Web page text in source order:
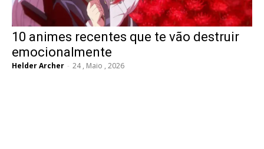
10 animes recentes que te vão destruir
emocionalmente
Helder Archer - 24 , Maio , 2026